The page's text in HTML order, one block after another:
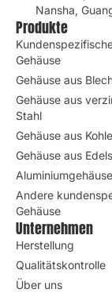
Nansha,
Produkte
Gehäuse
Gehäuse aus
Gehäuse aus
Stahl
Gehäuse aus
Gehäuse aus
Aluminiumgehäuse
Andere
Gehäuse
Unternehmen
Herstellung
Qualitätskontrolle
Über uns